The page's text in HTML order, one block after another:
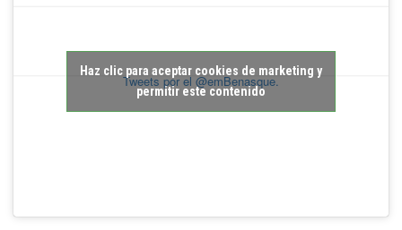
Tweets por el @emBenasque.
Haz clic para aceptar cookies de marketing y
permitir este contenido